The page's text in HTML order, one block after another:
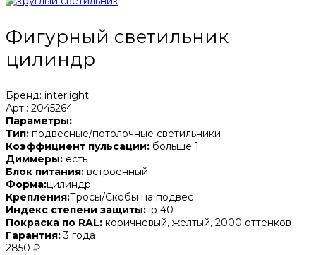
Фигурный светильник
цилиндр
Бренд: interlight
Арт.: 2045264
Параметры:
Тип: подвесные/потолочные светильники
Коэффициент пульсации: больше 1
Диммеры: есть
Блок питания: встроенный
Форма:цилиндр
Крепления:Тросы/Скобы на подвес
Индекс степени защиты: ip 40
Покраска по RAL: коричневый, желтый, 2000 оттенков
Гарантия:3 года
2850 ₽